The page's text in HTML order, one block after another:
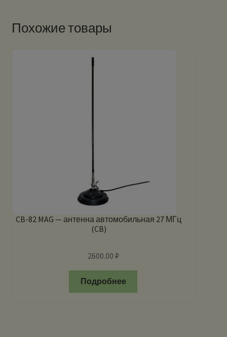
Похожие товары
CB-82 MAG — антенна автомобильная 27 МГц
(CB)
2600.00 ₽
Подробнее